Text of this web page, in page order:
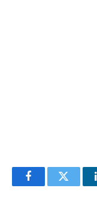
FacebookTwitter